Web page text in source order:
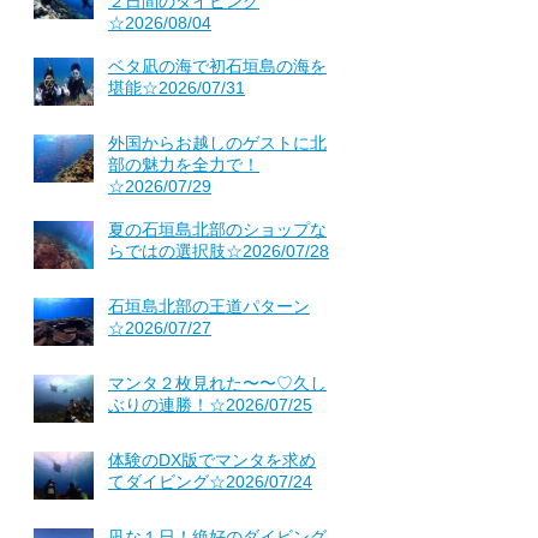
☆2026/08/04
ベタ凪の海で初石垣島の海を
堪能☆2026/07/31
外国からお越しのゲストに北
部の魅力を全力で！
☆2026/07/29
夏の石垣島北部のショップな
らではの選択肢☆2026/07/28
石垣島北部の王道パターン
☆2026/07/27
マンタ２枚見れた〜〜♡久し
ぶりの連勝！☆2026/07/25
体験のDX版でマンタを求め
てダイビング☆2026/07/24